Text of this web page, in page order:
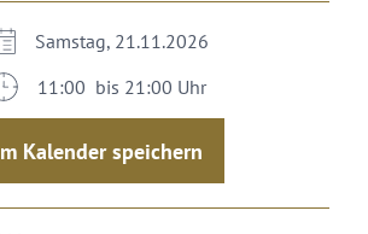
Samstag, 21.11.2026
11:00 bis 21:00 Uhr
Kalender speichern